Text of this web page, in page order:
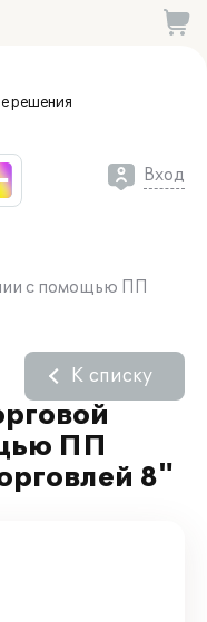
решения
Вход
с помощью ПП
ПП
8"
К списку